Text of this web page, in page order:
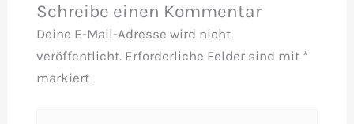
Schreibe einen Kommentar
Deine E-Mail-Adresse wird nicht
veröffentlicht. Erforderliche Felder sind mit *
markiert